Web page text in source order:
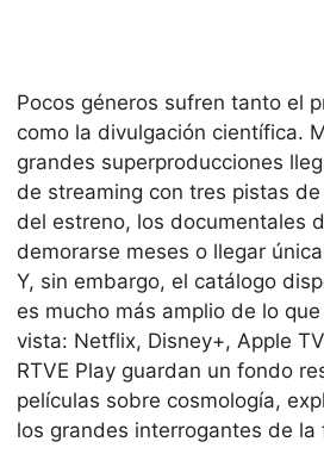
Pocos géneros sufren tanto el
como la divulgación científica.
grandes superproducciones
de streaming con tres pistas
del estreno, los documentales
demorarse meses o llegar
Y, sin embargo, el catálogo
es mucho más amplio de lo
vista: Netflix, Disney+, Apple
RTVE Play guardan un fondo
películas sobre cosmología,
los grandes interrogantes de la